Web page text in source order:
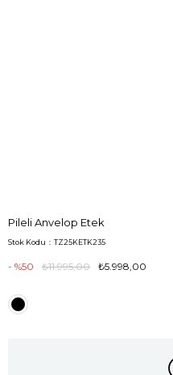
Pileli Anvelop Etek
Stok Kodu TZ25KETK235
50 ₺11.995,00 ₺5.998,00